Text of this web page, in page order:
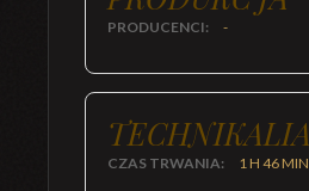
PRODUCENCI: -
TECHNIKALIA
CZAS TRWANIA: 1 H 46 MIN